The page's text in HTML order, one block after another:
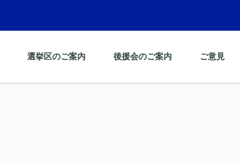
選挙区のご案内 後援会のご案内 ご意見